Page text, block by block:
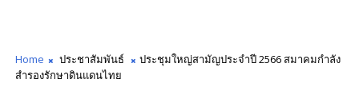
Home ประชาสัมพันธ์
ประชุมใหญ่สามัญประจำปี​ 2566 สมาคมกำลัง
สำรองรักษาดินแดนไทย